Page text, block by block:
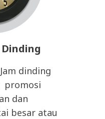
Dinding
dinding
promosi
dan
besar atau